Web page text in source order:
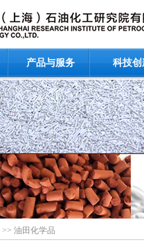
产品与服务 科技创
>> 油田化学品